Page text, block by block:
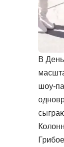
В
шоу-